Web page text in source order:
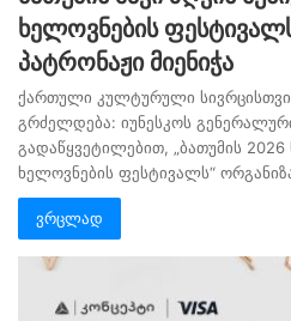
ხელოვნების
პატრონაჟი მიენიჭა
ქართული კულტურული
გრძელდება: იუნესკოს
გადაწყვეტილებით, „ბათუმის 2026
ხელოვნების ფესტივალს“
ვრცლად